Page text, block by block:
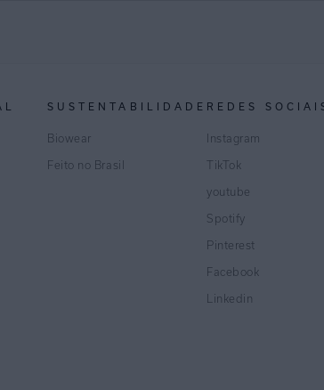
SUSTENTABILIDADE
Biowear
Feito no Brasil
REDES
Instagram
TikTok
youtube
Spotify
Pinterest
Facebook
Linkedin